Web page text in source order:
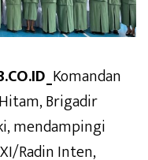
Komandan
Brigadir
mendampingi
Radin Inten,